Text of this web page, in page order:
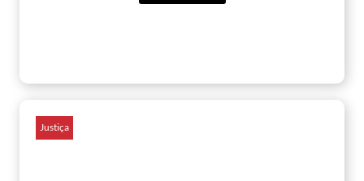
Justiça